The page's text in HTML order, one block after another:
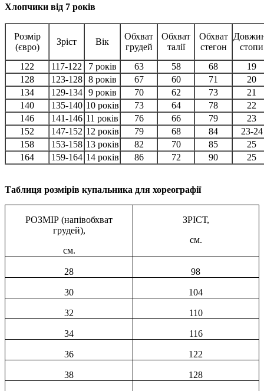
Хлопчики від 7 років
Розмір
(євро)
Зріст Вік
Обхват
грудей
Обхват
талії
Обхват
стегон
стопи
122
117-122 7 років 63 58 68
19
128
123-128 8 років 67 60 71
20
134
129-134 9 років 70 62 73
21
140
135-140 10 років 73 64 78
22
146
141-146 11 років 76 66 79
23
152
147-152 12 років 79 68 84
23-24
158
153-158 13 років 82 70 85
25
164
159-164 14 років 86 72 90 25
Таблиця розмірів купальника для хореографії
РОЗМІР (напівобхват
грудей),
см.
ЗРІСТ,
см.
28 98
30 104
32 110
34 116
36 122
38 128